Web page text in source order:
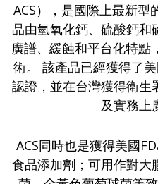
ACS），是國際上最新型
品由氫氧化鈣、硫酸鈣
廣譜、緩蝕和平台化特
術。 該產品已經獲得了
認證，並在台灣獲得衛生
及實務上
ACS同時也是獲得美國
食品添加劑；可用作對大